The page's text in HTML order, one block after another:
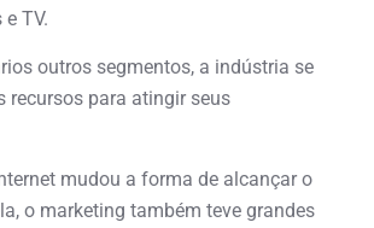
TV.
outros segmentos, a indústria se
recursos para atingir seus
mudou a forma de alcançar o
o marketing também teve grandes